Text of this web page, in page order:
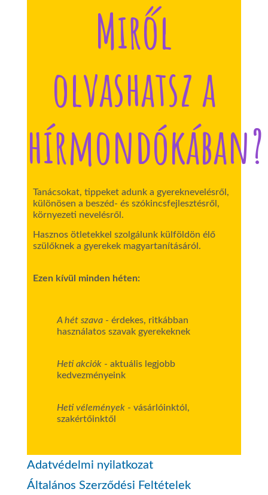
Miről
olvashatsz a
hírmondókában?
Tanácsokat, tippeket adunk a gyereknevelésről,
különösen a beszéd- és szókincsfejlesztésről,
környezeti nevelésről.
Hasznos ötletekkel szolgálunk külföldön élő
szülőknek a gyerekek magyartanításáról.
Ezen kívül minden héten:
A hét szava- érdekes, ritkábban
használatos szavak gyerekeknek
Heti akciók- aktuális legjobb
kedvezményeink
Heti vélemények- vásárlóinktól,
szakértőinktől
Adatvédelmi nyilatkozat
Általános Szerződési Feltételek